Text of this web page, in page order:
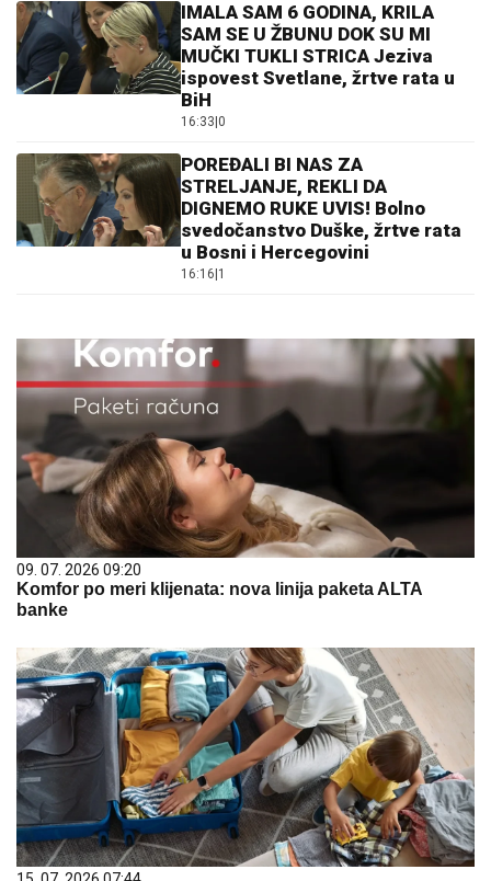
IMALA SAM 6 GODINA, KRILA
SAM SE U ŽBUNU DOK SU MI
MUČKI TUKLI STRICA Jeziva
ispovest Svetlane, žrtve rata u
BiH
16:33 0
POREĐALI BI NAS ZA
STRELJANJE, REKLI DA
DIGNEMO RUKE UVIS! Bolno
svedočanstvo Duške, žrtve rata
u Bosni i Hercegovini
16:16 1
09. 07. 2026 09:20
Komfor po meri klijenata: nova linija paketa ALTA
banke